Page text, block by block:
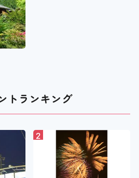
トランキング
2